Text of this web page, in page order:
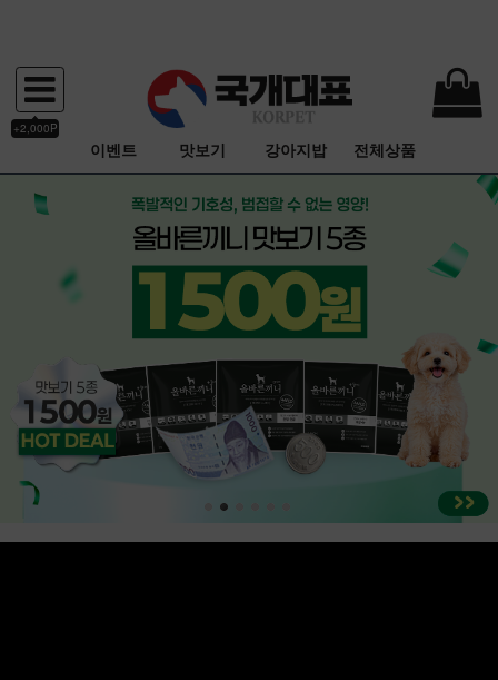
+2,000P
이벤트 맛보기 강아지밥 전체상품